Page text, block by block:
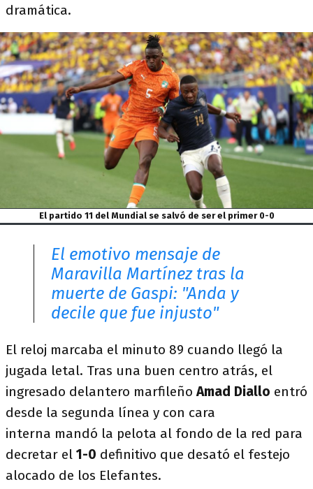
dramática.
El partido 11 del Mundial se salvó de ser el primer 0-0
El emotivo mensaje de
Maravilla Martínez tras la
muerte de Gaspi: "Anda y
decile que fue injusto"
El reloj marcaba el minuto 89 cuando llegó la
jugada letal. Tras una buen centro atrás, el
ingresado delantero marfileñoAmad Diallo entró
desde la segunda línea y con cara
interna mandó la pelota al fondo de la red para
decretar el 1-0 definitivo que desató el festejo
alocado de los Elefantes.